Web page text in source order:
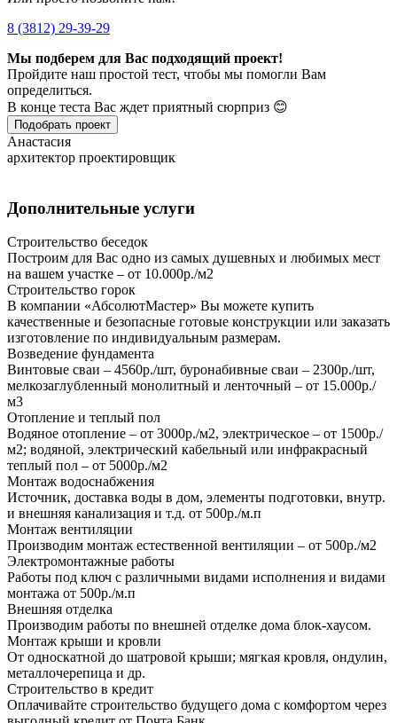
8 (3812) 29-39-29
Мы подберем для Вас подходящий проект!
Пройдите наш простой тест, чтобы мы помогли Вам
определиться.
В конце теста Вас ждет приятный сюрприз 😊
Подобрать проект
Анастасия
архитектор проектировщик
Дополнительные услуги
Строительство беседок
Построим для Вас одно из самых душевных и любимых мест
на вашем участке – от 10.000р./м2
Строительство горок
В компании «АбсолютМастер» Вы можете купить
качественные и безопасные готовые конструкции или заказать
изготовление по индивидуальным размерам.
Возведение фундамента
Винтовые сваи – 4560р./шт, буронабивные сваи – 2300р./шт,
мелкозаглубленный монолитный и ленточный – от 15.000р./
м3
Отопление и теплый пол
Водяное отопление – от 3000р./м2, электрическое – от 1500р./
м2; водяной, электрический кабельный или инфракрасный
теплый пол – от 5000р./м2
Монтаж водоснабжения
Источник, доставка воды в дом, элементы подготовки, внутр.
и внешняя канализация и т.д. от 500р./м.п
Монтаж вентиляции
Производим монтаж естественной вентиляции – от 500р./м2
Электромонтажные работы
Работы под ключ с различными видами исполнения и видами
монтажа от 500р./м.п
Внешняя отделка
Производим работы по внешней отделке дома блок-хаусом.
Монтаж крыши и кровли
От односкатной до шатровой крыши; мягкая кровля, ондулин,
металлочерепица и др.
Строительство в кредит
Оплачивайте строительство будущего дома с комфортом через